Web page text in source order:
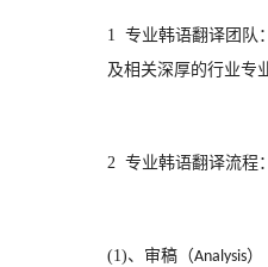
1 专业韩语翻译团队
及相关深厚的行业专
2 专业韩语翻译流程：
(1)、审稿（Analysis）